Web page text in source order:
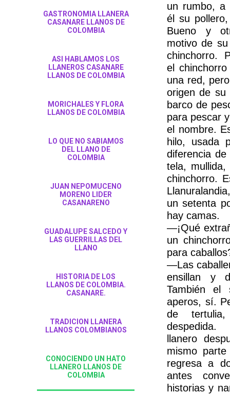
GASTRONOMIA LLANERA
CASANARE LLANOS DE
COLOMBIA
ASI HABLAMOS LOS
LLANEROS CASANARE
LLANOS DE COLOMBIA
MORICHALES Y FLORA
LLANOS DE COLOMBIA
LO QUE NO SABIAMOS
DEL LLANO DE
COLOMBIA
JUAN NEPOMUCENO
MORENO LIDER
CASANARENO
GUADALUPE SALCEDO Y
LAS GUERRILLAS DEL
LLANO
HISTORIA DE LOS
LLANOS DE COLOMBIA.
CASANARE.
TRADICION LLANERA
LLANOS COLOMBIANOS
CONOCIENDO UN HATO
LLANERO LLANOS DE
COLOMBIA
un rumbo, a
él su
Bueno y
motivo de
chinchorro.
el
una red,
origen de
barco de
para pescar
el nombre.
hilo, usada
diferencia
tela,
chinchorro.
un setenta
hay camas.
—¡Qué
un
para
—Las
ensillan y
También el
aperos, sí.
de
llanero
mismo
regresa a
antes
historias y